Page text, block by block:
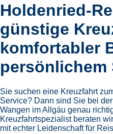
Holdenried-
günstige
komfortabler
persönlichem
Sie suchen eine Kreuzfahrt
Service? Dann sind Sie bei
Wangen im Allgäu genau
Kreuzfahrtspezialist beraten
mit echter Leidenschaft für